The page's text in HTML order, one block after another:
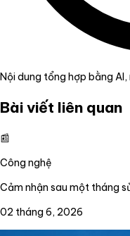
Nội dung tổng hợp bằng
Bài viết liên quan
📰
Công nghệ
Cảm nhận sau một tháng
02 tháng 6, 2026